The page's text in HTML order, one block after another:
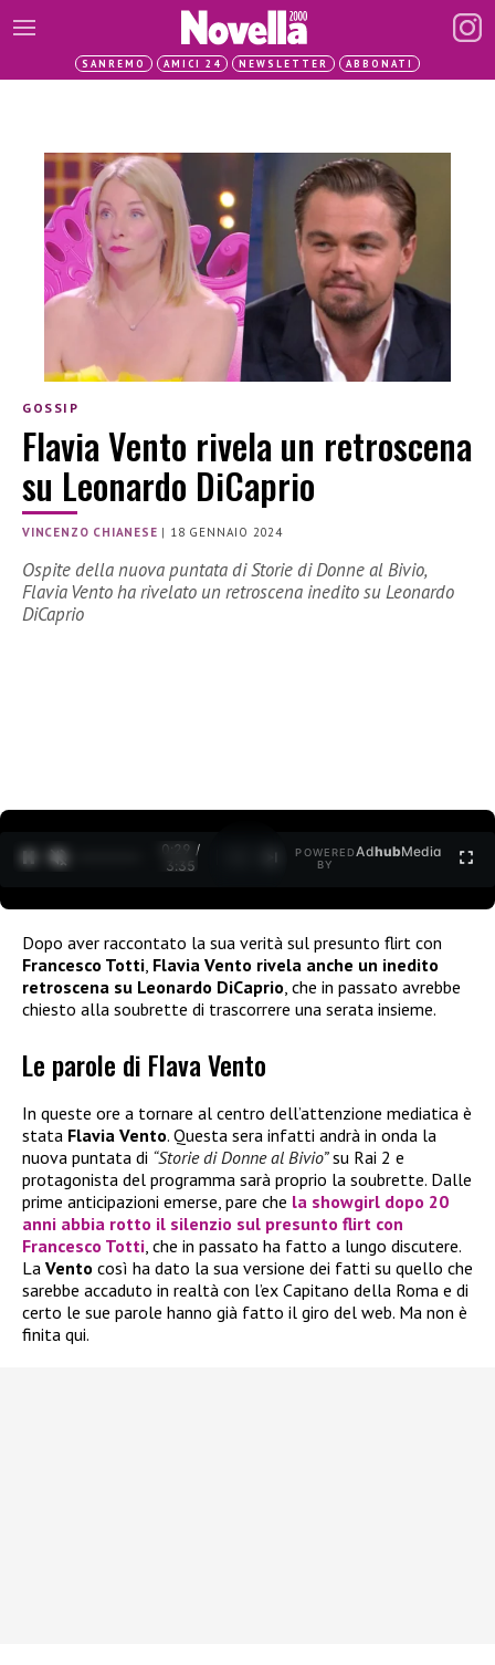
SANREMO AMICI 24 NEWSLETTER ABBONATI
GOSSIP
Flavia Vento rivela un retroscena
su Leonardo DiCaprio
VINCENZO CHIANESE | 18 GENNAIO 2024
Ospite della nuova puntata di Storie di Donne al Bivio,
Flavia Vento ha rivelato un retroscena inedito su Leonardo
DiCaprio
0:30 /
3:35
POWERED
BY
AdhubMedia
Dopo aver raccontato la sua verità sul presunto flirt con
Francesco Totti Flavia Vento rivela anche un inedito
retroscena su Leonardo DiCaprio , che in passato avrebbe
chiesto alla soubrette di trascorrere una serata insieme.
Le parole di Flava Vento
In queste ore a tornare al centro dell’attenzione mediatica è
stata Flavia Vento. Questa sera infatti andrà in onda la
nuova puntata di “Storie di Donne al Bivio”su Rai 2 e
protagonista del programma sarà proprio la soubrette. Dalle
prime anticipazioni emerse, pare che la showgirl dopo 20
anni abbia rotto il silenzio sul presunto flirt con
Francesco Totti, che in passato ha fatto a lungo discutere.
La Vento così ha dato la sua versione dei fatti su quello che
sarebbe accaduto in realtà con l’ex Capitano della Roma e di
certo le sue parole hanno già fatto il giro del web. Ma non è
finita qui.